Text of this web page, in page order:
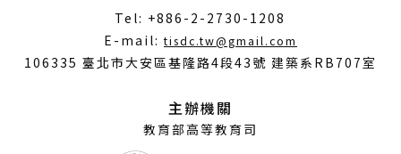
Tel: +886-2-2730-1208
E-mail:tisdc.tw@gmail.com
開
106335 臺北市大安區基隆路4段43號 建築系RB707室
主辦機關
教育部高等教育司